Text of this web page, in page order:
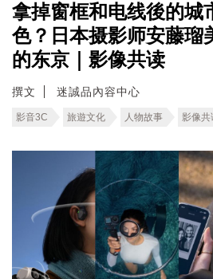
拿掉窗框和电线後的城
色？日本摄影师安藤瑠
的东京｜影像共读
撰文 迷誠品內容中心
影音3C 旅遊文化 人物故事 影像共